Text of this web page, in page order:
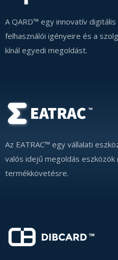
A QARD™ egy innovatív
felhasználói igényeire és a
kínál egyedi megoldást.
Az EATRAC™ egy vállalati
valós idejű megoldás eszközök
termékkövetésre.